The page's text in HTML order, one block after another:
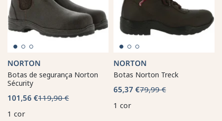
NORTON
Botas de segurança Norton
Sécurity
101,56 €119,90 €
1 cor
NORTON
Botas Norton Treck
65,37 €79,99 €
1 cor